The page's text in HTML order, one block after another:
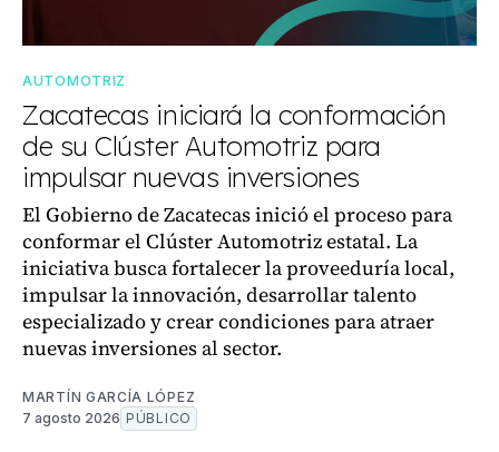
AUTOMOTRIZ
Zacatecas iniciará la conformación
de su Clúster Automotriz para
impulsar nuevas inversiones
El Gobierno de Zacatecas inició el proceso para
conformar el Clúster Automotriz estatal. La
iniciativa busca fortalecer la proveeduría local,
impulsar la innovación, desarrollar talento
especializado y crear condiciones para atraer
nuevas inversiones al sector.
MARTÍN GARCÍA LÓPEZ
7 agosto 2026 PÚBLICO